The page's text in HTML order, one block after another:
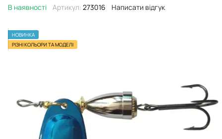
В наявності Артикул: 273016 Написати відгук
НОВИНКА
РІЗНІ КОЛЬОРИ ТА МОДЕЛІ